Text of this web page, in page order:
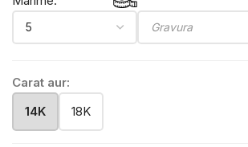
Carat aur:
14K
18K